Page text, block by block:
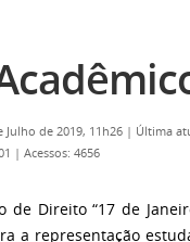
Julho de 2019, 11h26 | Última
| Acessos: 4656
de Direito “17 de
a representação